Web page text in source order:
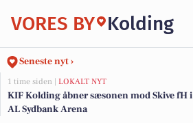
VORES BY Kolding
Seneste nyt ›
1 time siden | LOKALT NYT
KIF Kolding åbner sæsonen mod Skive fH i
AL Sydbank Arena